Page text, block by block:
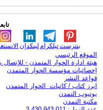
لينكدإن تيلكرامبنترست
الموقع الرئيسي
هيئة ادارة الحوار المتمدن - للإتصال
إحصائيات مؤسسة الحوار المتمدن
قواعد النشر
ابرز كتاب / كاتبات الحوار المتمدن
يوتيوب التمدن
مكتبة التمدن